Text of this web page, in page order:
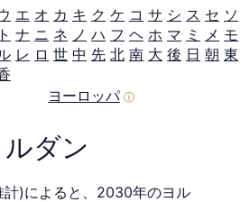
エ オ カ キ ク ケ コ サ シ ス セ ソ
ト ナ ニ ネ ノ ハ フ ヘ ホ マ ミ メ モ
レ ロ 世 中 先 北 南 大 後 日 朝 東
ヨーロッパ ⓘ
ダン
計)によると、2030年のヨル